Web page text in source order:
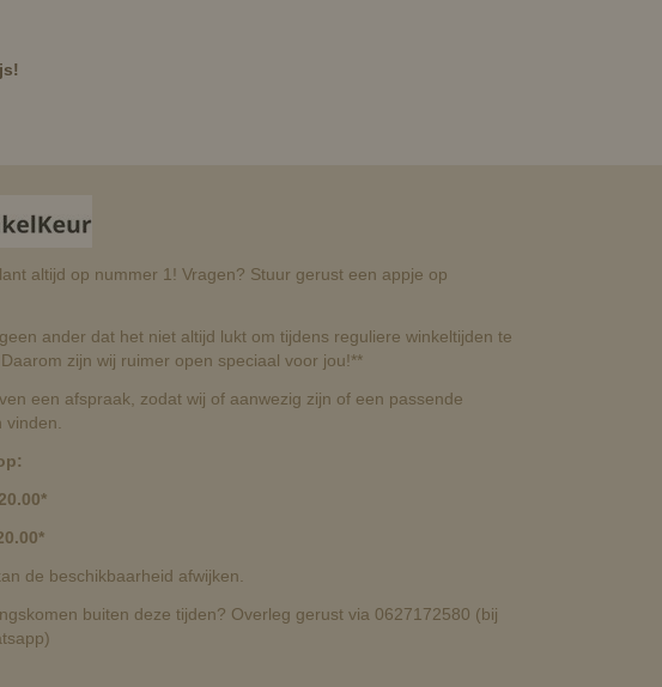
altijd op nummer 1! Vragen? Stuur gerust een appje op
ander dat het niet altijd lukt om tijdens reguliere winkeltijden te
zijn wij ruimer open speciaal voor jou!**
een afspraak, zodat wij of aanwezig zijn of een passende
de beschikbaarheid afwijken.
buiten deze tijden? Overleg gerust via 0627172580 (bij